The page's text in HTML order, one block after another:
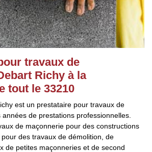
travaux de
Richy à la
tout le 33210
est un prestataire pour travaux de
de prestations professionnelles.
de maçonnerie pour des constructions
des travaux de démolition, de
de petites maçonneries et de second